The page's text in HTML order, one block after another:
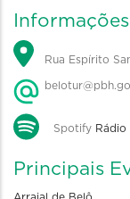
Rua Espírito
Spotify
Principais